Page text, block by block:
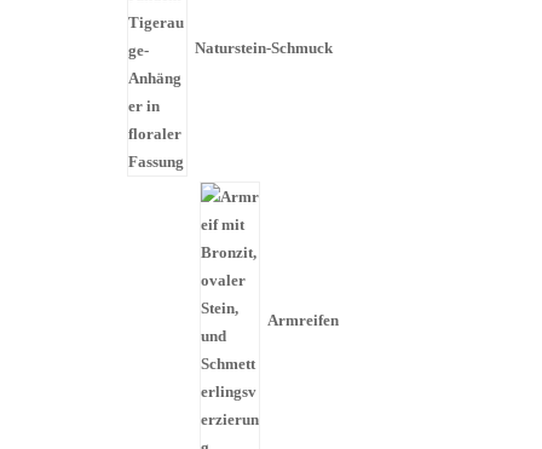
Naturstein-Schmuck
Armreifen